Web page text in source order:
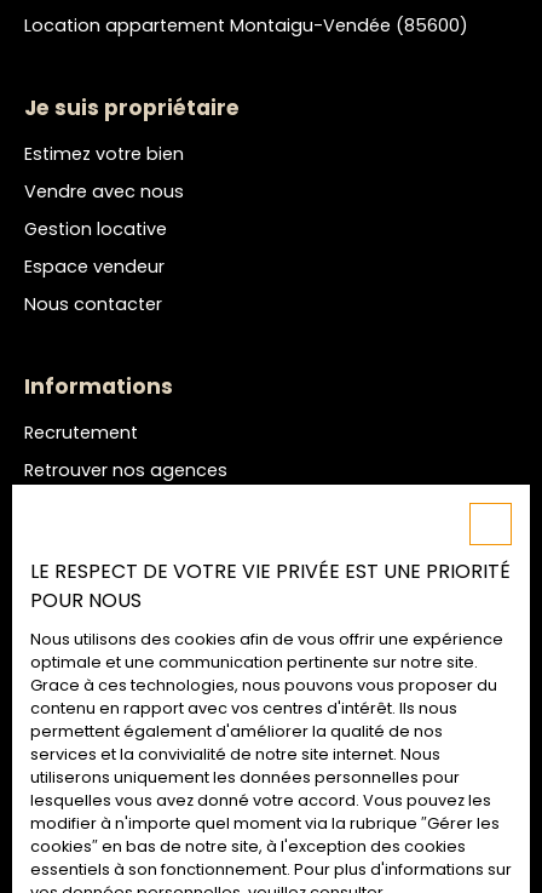
Location appartement Montaigu-Vendée (85600)
Je suis propriétaire
Estimez votre bien
Vendre avec nous
Gestion locative
Espace vendeur
Nous contacter
Informations
Recrutement
Retrouver nos agences
Politique de confidentialité
Gérer les cookies
Propulsé par
02 52 09 72 74
LE RESPECT DE VOTRE VIE PRIVÉE EST UNE PRIORITÉ
POUR NOUS
Nous utilisons des cookies afin de vous offrir une expérience
optimale et une communication pertinente sur notre site.
Grace à ces technologies, nous pouvons vous proposer du
contenu en rapport avec vos centres d'intérêt. Ils nous
permettent également d'améliorer la qualité de nos
services et la convivialité de notre site internet. Nous
utiliserons uniquement les données personnelles pour
lesquelles vous avez donné votre accord. Vous pouvez les
modifier à n'importe quel moment via la rubrique ″Gérer les
cookies″ en bas de notre site, à l'exception des cookies
essentiels à son fonctionnement. Pour plus d'informations sur